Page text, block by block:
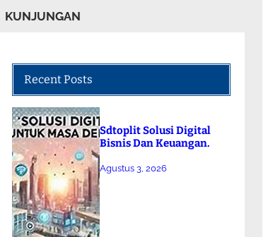
KUNJUNGAN
Recent Posts
Sdtoplit Solusi Digital
Bisnis Dan Keuangan.
Agustus 3, 2026